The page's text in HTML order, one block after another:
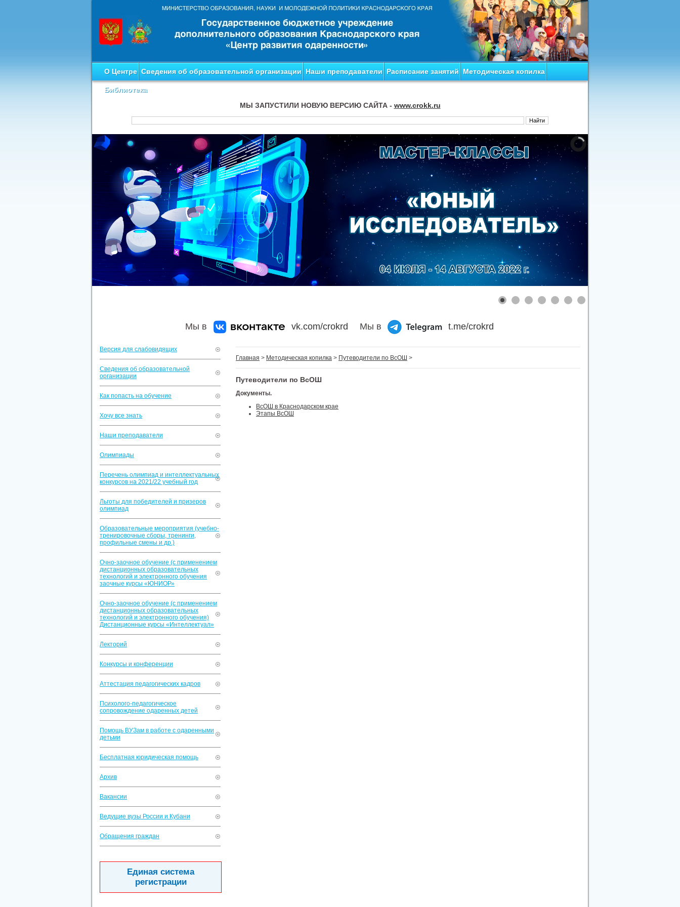
О Центре Сведения об образовательной организации Наши преподаватели Расписание занятий Методическая копилка
Библиотека
МЫ ЗАПУСТИЛИ НОВУЮ ВЕРСИЮ САЙТА - www.crokk.ru
Мы в vk.com/crokrd Мы в t.me/crokrd
Версия для слабовидящих
Сведения об образовательной
организации
Как попасть на обучение
Хочу все знать
Наши преподаватели
Олимпиады
Перечень олимпиад и интеллектуальных
конкурсов на 2021/22 учебный год
Льготы для победителей и призеров
олимпиад
Образовательные мероприятия (учебно-
тренировочные сборы, тренинги,
профильные смены и др.)
Очно-заочное обучение (с применением
дистанционных образовательных
технологий и электронного обучения
заочные курсы «ЮНИОР»
Очно-заочное обучение (с применением
дистанционных образовательных
технологий и электронного обучения)
Дистанционные курсы «Интеллектуал»
Лекторий
Конкурсы и конференции
Аттестация педагогических кадров
Психолого-педагогическое
сопровождение одаренных детей
Помощь ВУЗам в работе с одаренными
детьми
Бесплатная юридическая помощь
Архив
Вакансии
Ведущие вузы России и Кубани
Обращения граждан
Единая система
регистрации
Главная > Методическая копилка > Путеводители по ВсОШ >
Путеводители по ВсОШ
Документы.
ВсОШ в Краснодарском крае
Этапы ВсОШ